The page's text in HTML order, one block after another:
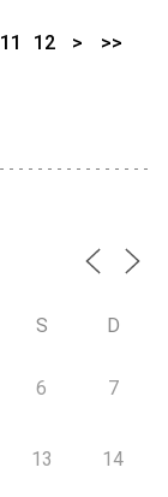
11 12 > >>
S D
6 7
13 14